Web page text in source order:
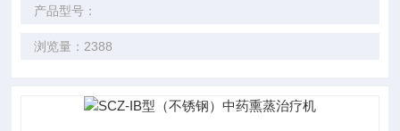
产品型号：
浏览量：2388